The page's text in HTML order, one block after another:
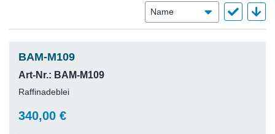
BAM-M109
Art-Nr.: BAM-M109
Raffinadeblei
340,00 €